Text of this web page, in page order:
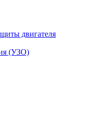
двигателя
(УЗО)